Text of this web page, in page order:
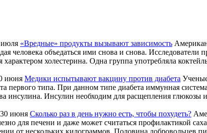
«Вредные» продукты вызывают зависимость
человека объедаться ими снова и снова. Исследователи
холестерина. Одна группа употребляла
июня Медики испытывают вакцину против диабета
первого типа. При данном типе диабета иммунная
инсулина. Инсулин необходим для расщепления глюкозы
30 июня Сколько раз в день нужно есть, чтобы похудеть?
для печени и даже может считаться профилактикой
от нескольких килограммов. Половина добровольцев